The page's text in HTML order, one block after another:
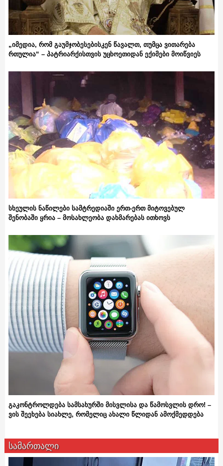
„იმედია, რომ გაუმჯობესებისკენ წავალთ, თუმცა ვითარება
რთულია“ – პატრიარქისთვის უცხოეთიდან ექიმები მოიწვიეს
სხეულის ნაწილები სამტრედიაში ერთ-ერთ მიტოვებულ
შენობაში ყრია – მოსახლეობა დახმარებას ითხოვს
გაკონტროლდება სამსახურში მისვლისა და წამოსვლის დრო! –
ვის შეეხება სიახლე, რომელიც ახალი წლიდან ამოქმედდება
სამართალი